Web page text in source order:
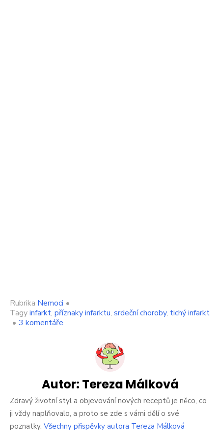
Rubrika Nemoci •
Tagyinfarkt, příznaky infarktu, srdeční choroby, tichý infarkt
• 3 komentáře
je
obzvlášť
nebezpečný.
Tělo
ho
ohlašuje
Autor: Tereza Málková
Zdravý životní styl a objevování nových receptů je něco, co
ji vždy naplňovalo, a proto se zde s vámi dělí o své
poznatky. Všechny příspěvky autora Tereza Málková